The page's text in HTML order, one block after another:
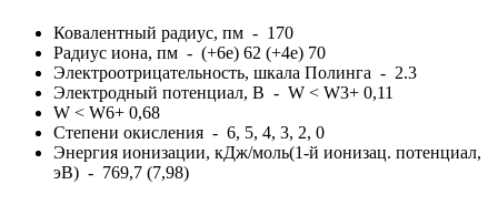
Ковалентный радиус, пм - 170
Радиус иона, пм - (+6e) 62 (+4e) 70
Электроотрицательность, шкала Полинга - 2.3
Электродный потенциал, В - W < W3+ 0,11
W < W6+ 0,68
Степени окисления - 6, 5, 4, 3, 2, 0
Энергия ионизации, кДж/моль(1-й ионизац. потенциал,
эВ) - 769,7 (7,98)